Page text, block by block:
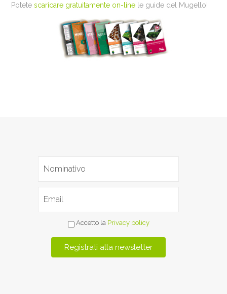
Potetescaricare gratuitamente on-line le guide del Mugello!
Accetto la Privacy policy